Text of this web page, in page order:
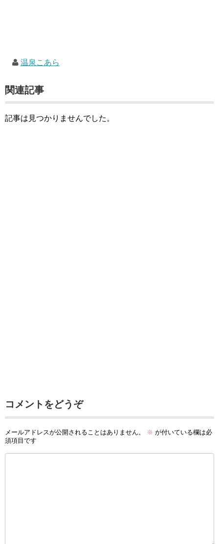
温泉こあら
関連記事
記事は見つかりませんでした。
コメントをどうぞ
メールアドレスが公開されることはありません。 ※ が付いている欄は必
須項目です